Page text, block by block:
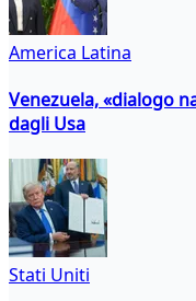
America Latina
Venezuela, «dialogo
dagli Usa
Stati Uniti